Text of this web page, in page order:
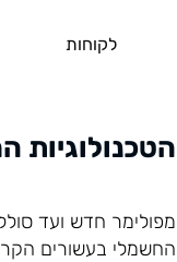
לקוחות
הטכנולוגיות
מפולימר חדש ועד
החשמלי בעשורים